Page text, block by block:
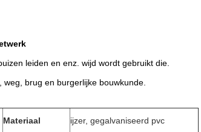
leiden en enz. wijd wordt gebruikt die.
weg, brug en burgerlijke bouwkunde.
Materiaal
ijzer, gegalvaniseerd pvc